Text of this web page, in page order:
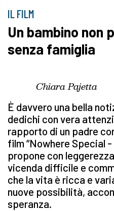
IL FILM
Un bambino non
senza famiglia
Chiara Pajetta
È davvero una bella
dedichi con vera
rapporto di un padre
film “Nowhere Special -
propone con
vicenda difficile e
che la vita è ricca e
nuove possibilità,
speranza.